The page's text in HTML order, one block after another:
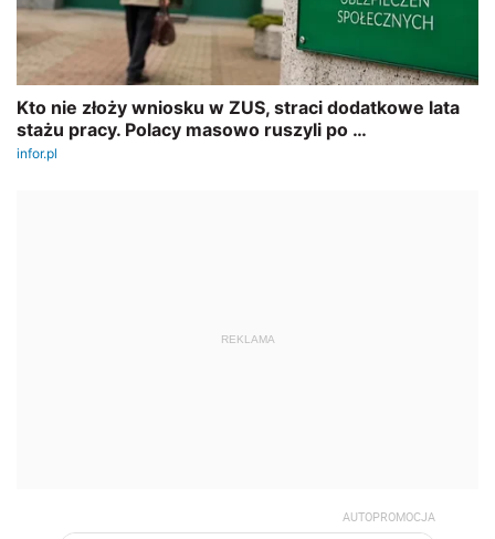
REKLAMA
AUTOPROMOCJA